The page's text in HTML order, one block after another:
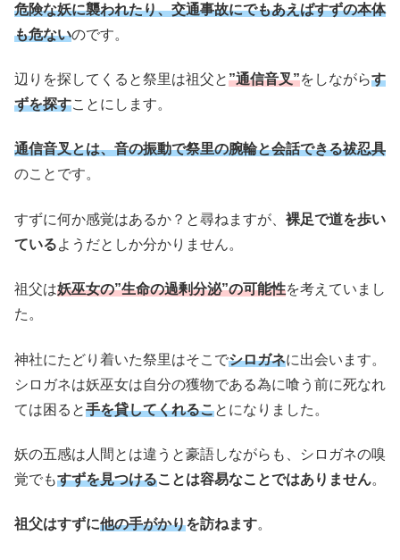
危険な妖に襲われたり、交通事故にでもあえばすずの本体
も危ないのです。
辺りを探してくると祭里は祖父と”通信音叉”をしながらす
ずを探すことにします。
通信音叉とは、音の振動で祭里の腕輪と会話できる祓忍具
のことです。
すずに何か感覚はあるか？と尋ねますが、 裸足で道を歩い
ているようだとしか分かりません。
祖父は妖巫女の”生命の過剰分泌”の可能性を考えていまし
た。
神社にたどり着いた祭里はそこでシロガネに出会います。
シロガネは妖巫女は自分の獲物である為に喰う前に死なれ
ては困ると手を貸してくれることになりました。
妖の五感は人間とは違うと豪語しながらも、シロガネの嗅
覚でもすずを見つけることは容易なことではありません。
祖父はすずに他の手がかりを訪ねます。